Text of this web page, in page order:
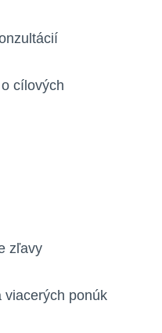
cílových
zľavy
viacerých ponúk